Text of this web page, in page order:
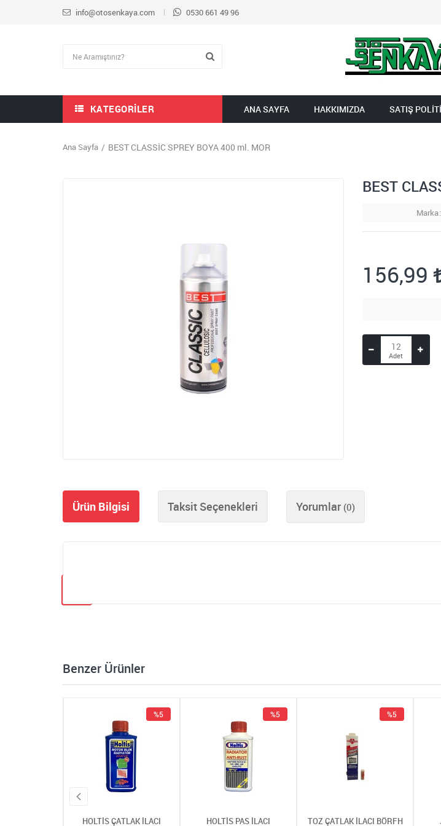
info@otosenkaya.com 0530 661 49 96
KATEGORILER ANA SAYFA HAKKIMIZDA SATIŞ
Ana Sayfa BEST CLASSİC SPREY BOYA 400 ml. MOR
BEST
Marka
156,99
Ürün Bilgisi Taksit Seçenekleri Yorumlar (0)
Benzer Ürünler
HOLTİS ÇATLAK İLACI
%5
HOLTİS PAS İLACI
%5
TOZ ÇATLAK İLACI BÖRFH
%5